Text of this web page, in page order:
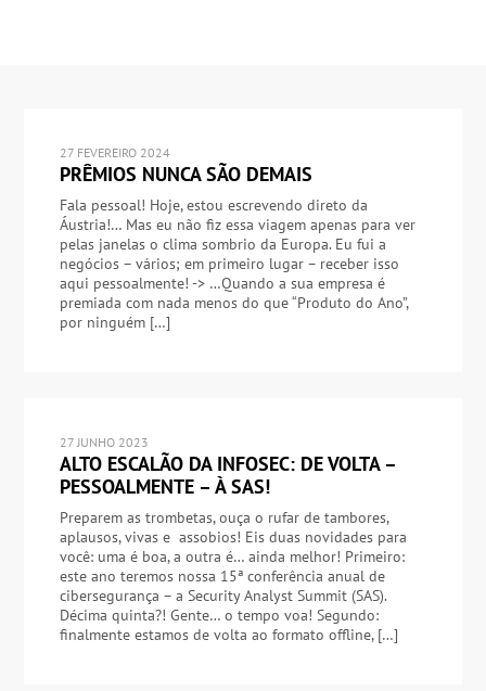
27 FEVEREIRO 2024
PRÊMIOS NUNCA SÃO DEMAIS
Fala pessoal! Hoje, estou escrevendo direto da
Áustria!… Mas eu não fiz essa viagem apenas para ver
pelas janelas o clima sombrio da Europa. Eu fui a
negócios – vários; em primeiro lugar – receber isso
aqui pessoalmente! -> …Quando a sua empresa é
premiada com nada menos do que “Produto do Ano”,
por ninguém […]
27 JUNHO 2023
ALTO ESCALÃO DA INFOSEC: DE VOLTA –
PESSOALMENTE – À SAS!
Preparem as trombetas, ouça o rufar de tambores,
aplausos, vivas e assobios! Eis duas novidades para
você: uma é boa, a outra é… ainda melhor! Primeiro:
este ano teremos nossa 15ª conferência anual de
cibersegurança – a Security Analyst Summit (SAS).
Décima quinta?! Gente… o tempo voa! Segundo:
finalmente estamos de volta ao formato offline, […]